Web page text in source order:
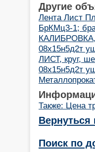
Другие
Лента Лист
БрКМц3-1;
КАЛИБРОВКА,
08х15н5д2т
ЛИСТ, круг,
08х15н5д2т
Также: Цена
Поиск по